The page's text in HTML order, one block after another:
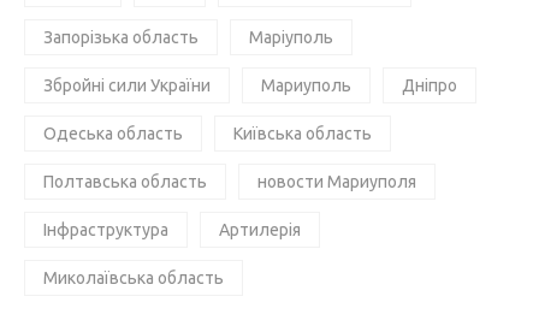
Запорізька область Маріуполь
Збройні сили України Мариуполь Дніпро
Одеська область Київська область
Полтавська область новости Мариуполя
Інфраструктура Артилерія
Миколаївська область